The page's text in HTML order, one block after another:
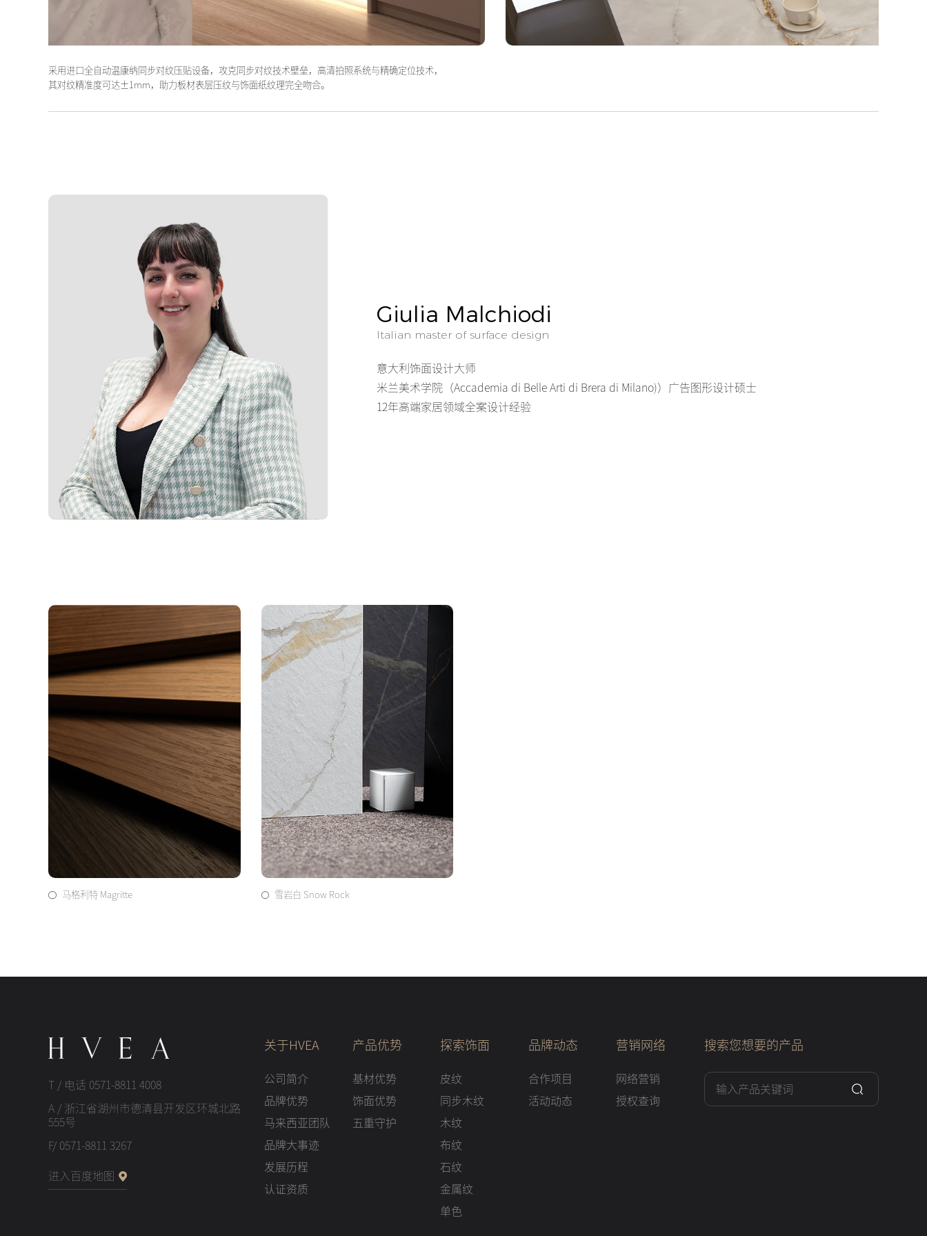
采用进口全自动温康纳同步对纹压贴设备，攻克同步对纹技术壁垒，高清拍照系统与精确定位技术，
其对纹精准度可达±1mm，助力板材表层压纹与饰面纸纹理完全吻合。
Giulia Malchiodi
Italian master of surface design
意大利饰面设计大师
米兰美术学院（Accademia di Belle Arti di Brera di Milano)）广告图形设计硕士
12年高端家居领域全案设计经验
马格利特 Magritte 雪岩白 Snow Rock
T / 电话 0571-8811 4008
A / 浙江省湖州市德清县开发区环城北路
555号
F/ 0571-8811 3267
进入百度地图
关于HVEA
公司简介
品牌优势
马来西亚团队
品牌大事迹
发展历程
认证资质
产品优势
基材优势
饰面优势
五重守护
探索饰面
皮纹
同步木纹
木纹
布纹
石纹
金属纹
单色
品牌动态
合作项目
活动动态
营销网络
网络营销
授权查询
搜索您想要的产品